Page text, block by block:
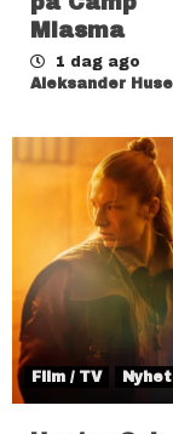
Miasma
1 dag ago
Aleksander
Film / TV